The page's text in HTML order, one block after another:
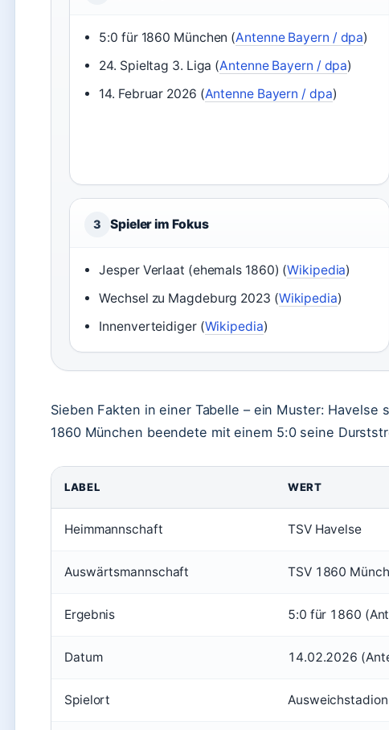
5:0 für 1860 München (Antenne Bayern / dpa)
24. Spieltag 3. Liga (Antenne Bayern / dpa)
14. Februar 2026 (Antenne Bayern / dpa)
3 Spieler im Fokus
Jesper Verlaat (ehemals 1860) (Wikipedia)
Wechsel zu Magdeburg 2023 (Wikipedia)
Innenverteidiger (Wikipedia)
Sieben Fakten in einer Tabelle – ein Muster: Havelse
1860 München beendete mit einem 5:0 seine
LABEL WERT
Heimmannschaft TSV Havelse
Auswärtsmannschaft TSV 1860
Ergebnis 5:0 für 1860
Datum 14.02.2026
Spielort